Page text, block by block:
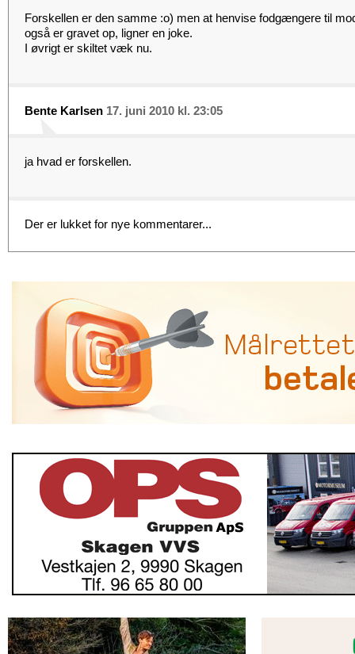
Forskellen er den samme :o) men at henvise fodgængere til
også er gravet op, ligner en joke.
I øvrigt er skiltet væk nu.
Bente Karlsen 17. juni 2010 kl. 23:05
ja hvad er forskellen.
Der er lukket for nye kommentarer...